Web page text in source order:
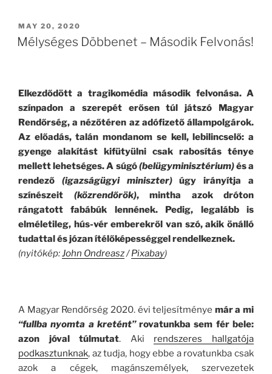
szabadon
okunk
nem
megnyitni
a
Jurassic
Parkot
–
Carlos
Greaves”
POSTED
ON
MAY 20, 2020
Mélységes Döbbenet – Második Felvonás!
Elkezdődött a tragikomédia második felvonása. A
színpadon a szerepét erősen túl játszó Magyar
Rendőrség, a nézőtéren az adófizető állampolgárok.
Az előadás, talán mondanom se kell, lebilincselő: a
gyenge alakítást kifütyülni csak rabosítás ténye
mellett lehetséges. A súgó(belügyminisztérium)és a
rendező (igazságügyi miniszter)úgy irányítja a
színészeit (közrendőrök), mintha azok dróton
rángatott fabábúk lennének. Pedig, legalább is
elméletileg, hús-vér emberekről van szó, akik önálló
tudattal és józan ítélőképességgel rendelkeznek.
(nyitókép:John Ondreasz/Pixabay)
A Magyar Rendőrség 2020. évi teljesítménye már a mi
“fullba nyomta a kretént”rovatunkba sem fér bele:
azon jóval túlmutat. Aki rendszeres hallgatója
podkasztunknak, az tudja, hogy ebbe a rovatunkba csak
azok a cégek, magánszemélyek, szervezetek